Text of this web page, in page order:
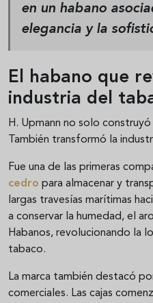
en un habano
elegancia y la
El habano que
industria del
H. Upmann no solo
También transformó la
Fue una de las primeras
cedro para almacenar y
largas travesías marítimas
a conservar la humedad, el
Habanos, revolucionando la
tabaco.
La marca también destacó
comerciales. Las cajas